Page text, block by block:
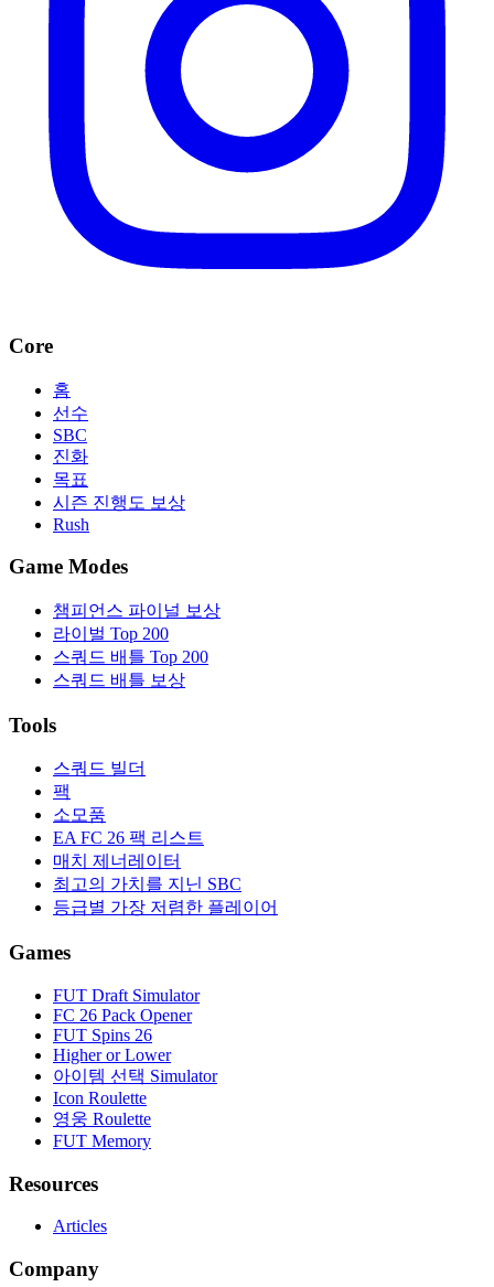
Core
홈
선수
SBC
진화
목표
시즌 진행도 보상
Rush
Game Modes
챔피언스 파이널 보상
라이벌 Top 200
스쿼드 배틀 Top 200
스쿼드 배틀 보상
Tools
스쿼드 빌더
팩
소모품
EA FC 26 팩 리스트
매치 제너레이터
최고의 가치를 지닌 SBC
등급별 가장 저렴한 플레이어
Games
FUT Draft Simulator
FC 26 Pack Opener
FUT Spins 26
Higher or Lower
아이템 선택 Simulator
Icon Roulette
영웅 Roulette
FUT Memory
Resources
Articles
Company